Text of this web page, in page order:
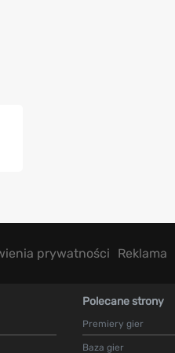
prywatności Reklama
Polecane strony
Premiery gier
Baza gier